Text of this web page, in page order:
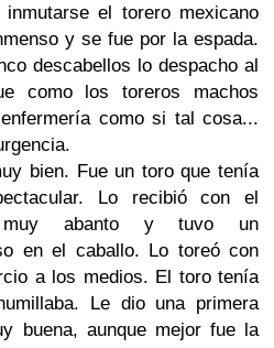
el torero mexicano
y se fue por la espada.
descabellos lo despacho al
como los toreros machos
como si tal cosa...
bien. Fue un toro que tenía
Lo recibió con el
muy abanto y tuvo un
en el caballo. Lo toreó con
a los medios. El toro tenía
Le dio una primera
buena, aunque mejor fue la